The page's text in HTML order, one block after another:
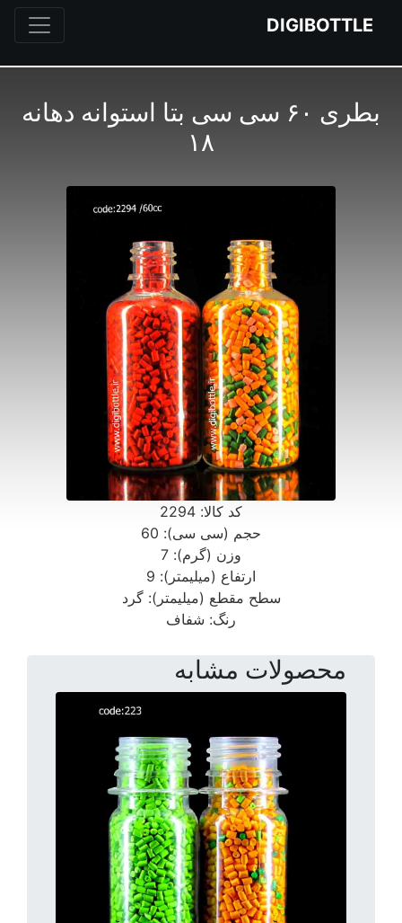
DIGIBOTTLE
بطری ۶۰ سی سی بتا استوانه دهانه
۱۸
کد کالا: 2294
حجم (سی سی): 60
وزن (گرم): 7
ارتفاع (میلیمتر): 9
سطح مقطع (میلیمتر):گرد
رنگ: شفاف
محصولات مشابه